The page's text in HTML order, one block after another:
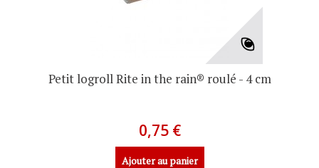
Petit logroll Rite in the rain® roulé - 4 cm
0,75 €
Ajouter au panier